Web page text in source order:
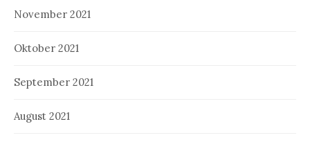
November 2021
Oktober 2021
September 2021
August 2021